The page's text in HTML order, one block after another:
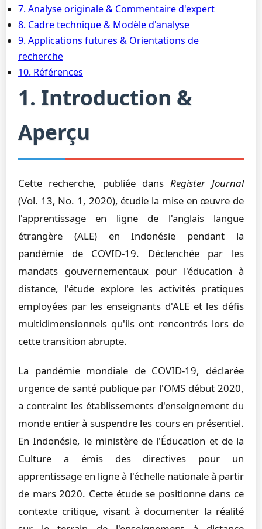
7. Analyse originale & Commentaire d'expert
8. Cadre technique & Modèle d'analyse
9. Applications futures & Orientations de
recherche
10. Références
1. Introduction &
Aperçu
Cette recherche, publiée dans Register Journal
(Vol. 13, No. 1, 2020), étudie la mise en œuvre de
l'apprentissage en ligne de l'anglais langue
étrangère (ALE) en Indonésie pendant la
pandémie de COVID-19. Déclenchée par les
mandats gouvernementaux pour l'éducation à
distance, l'étude explore les activités pratiques
employées par les enseignants d'ALE et les défis
multidimensionnels qu'ils ont rencontrés lors de
cette transition abrupte.
La pandémie mondiale de COVID-19, déclarée
urgence de santé publique par l'OMS début 2020,
a contraint les établissements d'enseignement du
monde entier à suspendre les cours en présentiel.
En Indonésie, le ministère de l'Éducation et de la
Culture a émis des directives pour un
apprentissage en ligne à l'échelle nationale à partir
de mars 2020. Cette étude se positionne dans ce
contexte critique, visant à documenter la réalité